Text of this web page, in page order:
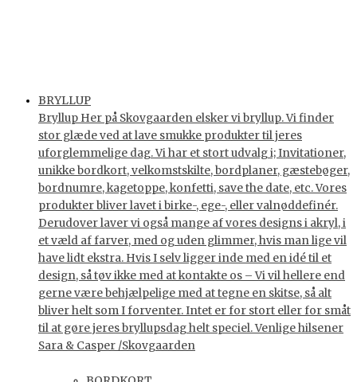
BRYLLUP
Bryllup Her på Skovgaarden elsker vi bryllup. Vi finder
stor glæde ved at lave smukke produkter til jeres
uforglemmelige dag. Vi har et stort udvalg i; Invitationer,
unikke bordkort, velkomstskilte, bordplaner, gæstebøger,
bordnumre, kagetoppe, konfetti, save the date, etc. Vores
produkter bliver lavet i birke-, ege-, eller valnøddefinér.
Derudover laver vi også mange af vores designs i akryl, i
et væld af farver, med og uden glimmer, hvis man lige vil
have lidt ekstra. Hvis I selv ligger inde med en idé til et
design, så tøv ikke med at kontakte os – Vi vil hellere end
gerne være behjælpelige med at tegne en skitse, så alt
bliver helt som I forventer. Intet er for stort eller for småt
til at gøre jeres bryllupsdag helt speciel. Venlige hilsener
Sara & Casper /Skovgaarden